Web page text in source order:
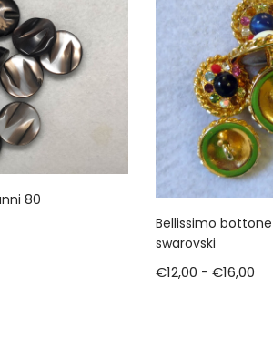
80
Bellissimo
swarovski
€12,00 - €16,00